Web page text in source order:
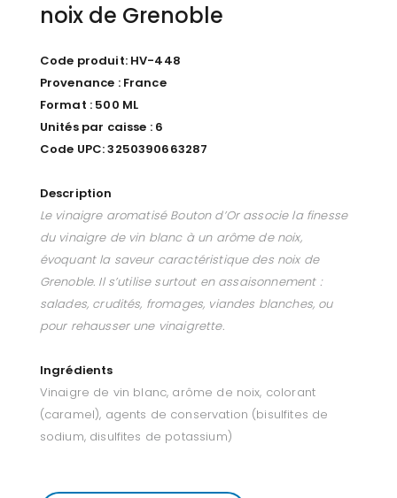
noix de Grenoble
Code produit: HV-448
Provenance : France
Format : 500 ML
Unités par caisse : 6
Code UPC: 3250390663287
Description
Le vinaigre aromatisé Bouton d’Or associe la finesse
du vinaigre de vin blanc à un arôme de noix,
évoquant la saveur caractéristique des noix de
Grenoble. Il s’utilise surtout en assaisonnement :
salades, crudités, fromages, viandes blanches, ou
pour rehausser une vinaigrette.
Ingrédients
Vinaigre de vin blanc, arôme de noix, colorant
(caramel), agents de conservation (bisulfites de
sodium, disulfites de potassium)